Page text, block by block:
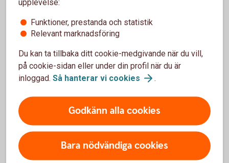
hela landet. Du hittar dem här.
Hitta din skogs- ochlantbruksspecialist
Skog och lantbruk
Banktjänster och rådgivning över tiden
lantbruk
Funktioner, prestanda och statistik
Relevant marknadsföring
Du kan ta tillbaka ditt cookie-medgivande när du vill,
på cookie-sidan eller under din profil när du är
inloggad. Så hanterar vi cookies .
Godkänn alla cookies
Bara nödvändiga cookies